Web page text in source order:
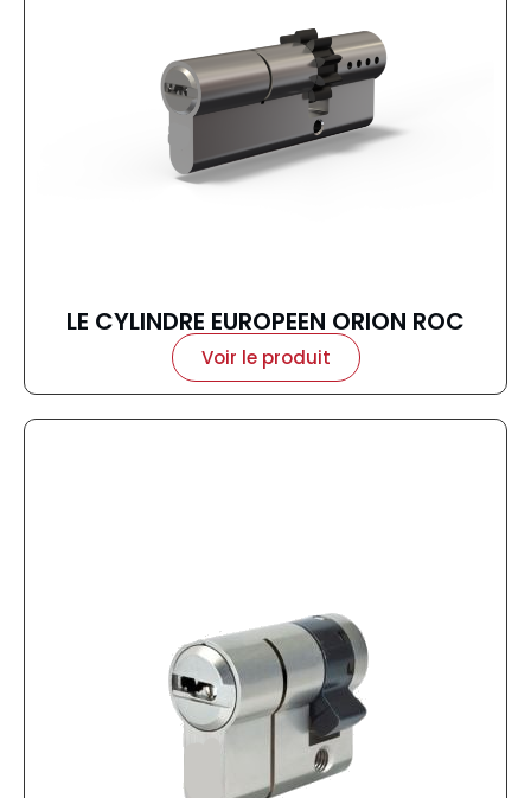
LE CYLINDRE EUROPEEN ORION ROC
Voir le produit